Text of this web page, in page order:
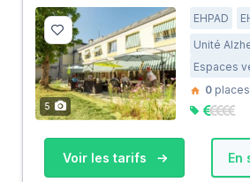
5
EHPAD
Unité
Espaces
0 places
Voir les tarifs En